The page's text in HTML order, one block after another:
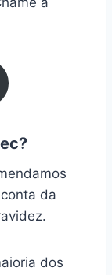
da
dos